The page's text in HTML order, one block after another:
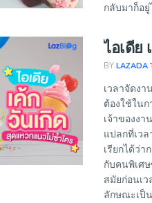
กลับมาก็อยู่
ไอเดีย
BY LAZADA
เวลาจัดงา
ต้องใช้ใน
เจ้าของง
แปลกที่เว
เรียกได้ว่
กับคนพิเศ
สมัยก่อนเ
ลักษณะเป็